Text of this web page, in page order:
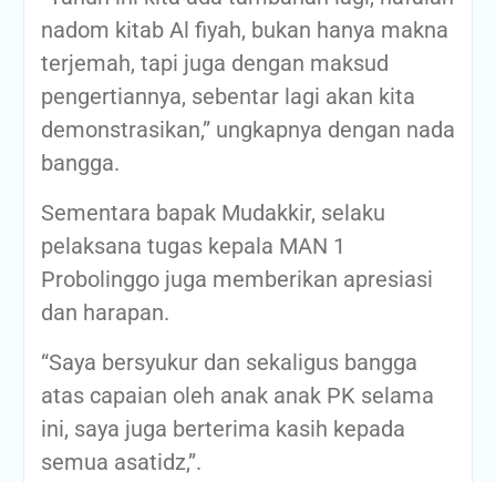
nadom kitab Al fiyah, bukan hanya makna
terjemah, tapi juga dengan maksud
pengertiannya, sebentar lagi akan kita
demonstrasikan,” ungkapnya dengan nada
bangga.
Sementara bapak Mudakkir, selaku
pelaksana tugas kepala MAN 1
Probolinggo juga memberikan apresiasi
dan harapan.
“Saya bersyukur dan sekaligus bangga
atas capaian oleh anak anak PK selama
ini, saya juga berterima kasih kepada
semua asatidz,”.